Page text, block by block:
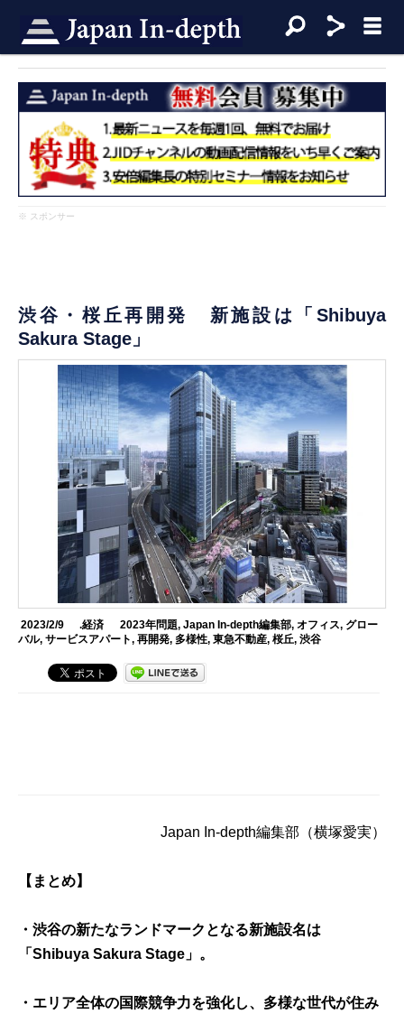
※ スポンサー
渋谷・桜丘再開発 新施設は「Shibuya
Sakura Stage」
2023/2/9 .経済 2023年問題, Japan In-depth編集部, オフィス, グロー
バル,サービスアパート,再開発,多様性,東急不動産,桜丘,渋谷
Japan In-depth編集部 （横塚愛実）
【まとめ】
・渋谷の新たなランドマークとなる新施設名は
「Shibuya Sakura Stage」。
・エリア全体の国際競争力を強化し、多様な世代が住み